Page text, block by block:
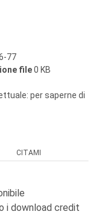
77
file0 KB
per saperne di
CITAMI
i download credit